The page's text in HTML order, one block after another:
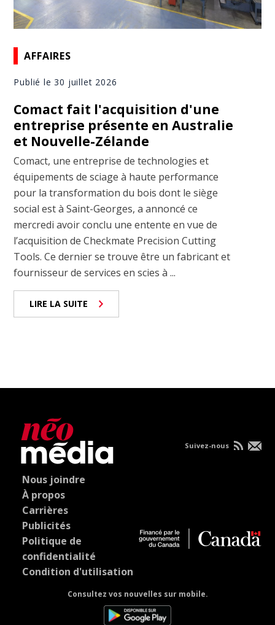
AFFAIRES
Publié le 30 juillet 2026
Comact fait l'acquisition d'une
entreprise présente en Australie
et Nouvelle-Zélande
Comact, une entreprise de technologies et
équipements de sciage à haute performance
pour la transformation du bois dont le siège
social est à Saint-Georges, a annoncé ce
mercredi avoir conclu une entente en vue de
l’acquisition de Checkmate Precision Cutting
Tools. Ce dernier se trouve être un fabricant et
fournisseur de services en scies à ...
LIRE LA SUITE
Nous joindre
À propos
Carrières
Publicités
Politique de
confidentialité
Condition d'utilisation
Consultez vos nouvelles sur mobile.
Suivez-nous